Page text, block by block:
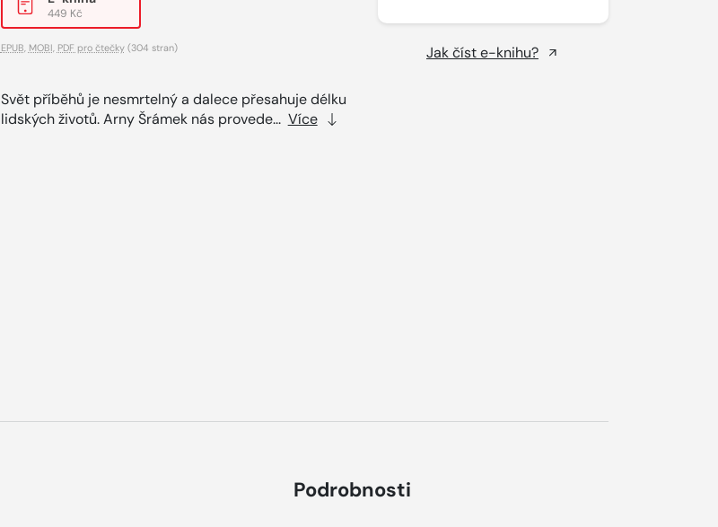
449 Kč
EPUB MOBI PDF pro čtečky(304 stran)
Svět příběhů je nesmrtelný a dalece přesahuje délku
lidských životů. Arny Šrámek nás provede... Více
Jak číst e-knihu?
Podrobnosti